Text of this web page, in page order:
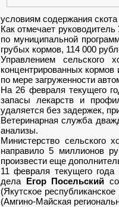
условиям содержания
Как отмечает
по муниципальной
грубых кормов, 114 000
Управлением сельского
концентрированных
по мере загруженности
На 26 февраля текущего
запасы лекарств и
удаляется без задержек,
Ветеринарная служба
анализы.
Министерство сельского
направило 5 миллионов
произвести еще
11 февраля текущего года
дела Егор Посельский
(Якутское
(Амгино-Майская